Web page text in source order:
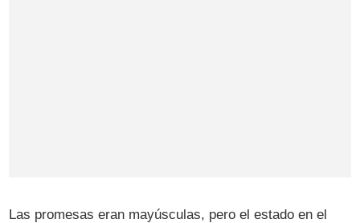
Las promesas eran mayúsculas, pero el estado en el